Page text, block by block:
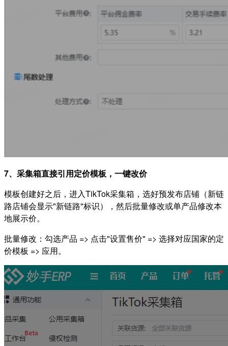
7、采集箱直接引用定价模板，一键改价
模板创建好之后，进入TikTok采集箱，选好预发布店铺（新链
路店铺会显示"新链路"标识），然后批量修改或单产品修改本
地展示价。
批量修改：勾选产品 => 点击"设置售价" => 选择对应国家的定
价模板 => 应用。